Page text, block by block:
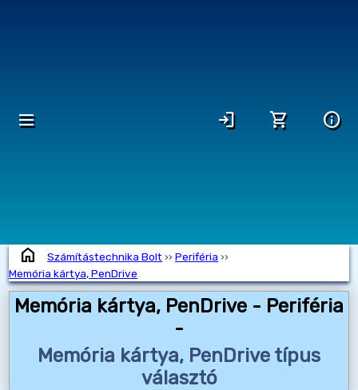
dehaze login shopping_cart info
home Számítástechnika Bolt ››Periféria ››
Memória kártya, PenDrive
Memória kártya, PenDrive - Periféria
-
Memória kártya, PenDrive típus
választó